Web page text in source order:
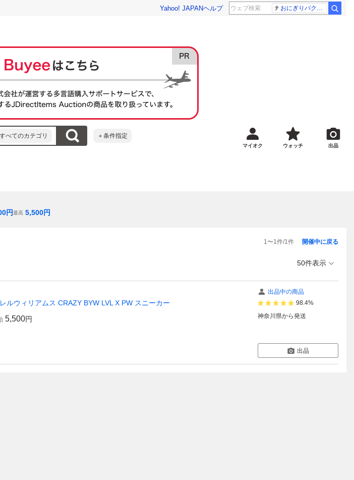
Yahoo! JAPANヘルプ おにぎりパクパク
すべてのカテゴリ ＋条件指定
マイオク ウォッチ 出品
円最高 5,500円
1〜1件/1件 開催中に戻る
50件表示
ウィリアムス CRAZY BYW LVL X PW スニーカー
5,500円
出品中の商品
98.4%
神奈川県から発送
出品